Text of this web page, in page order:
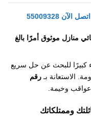
55009328
منازل موثوق أمرًا بالغ
كبيرًا للبحث عن حل سريع
الاستعانة بـ رقم
وخيمة.